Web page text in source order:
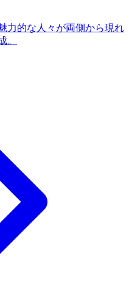
力的な人々が両側から現れ
。